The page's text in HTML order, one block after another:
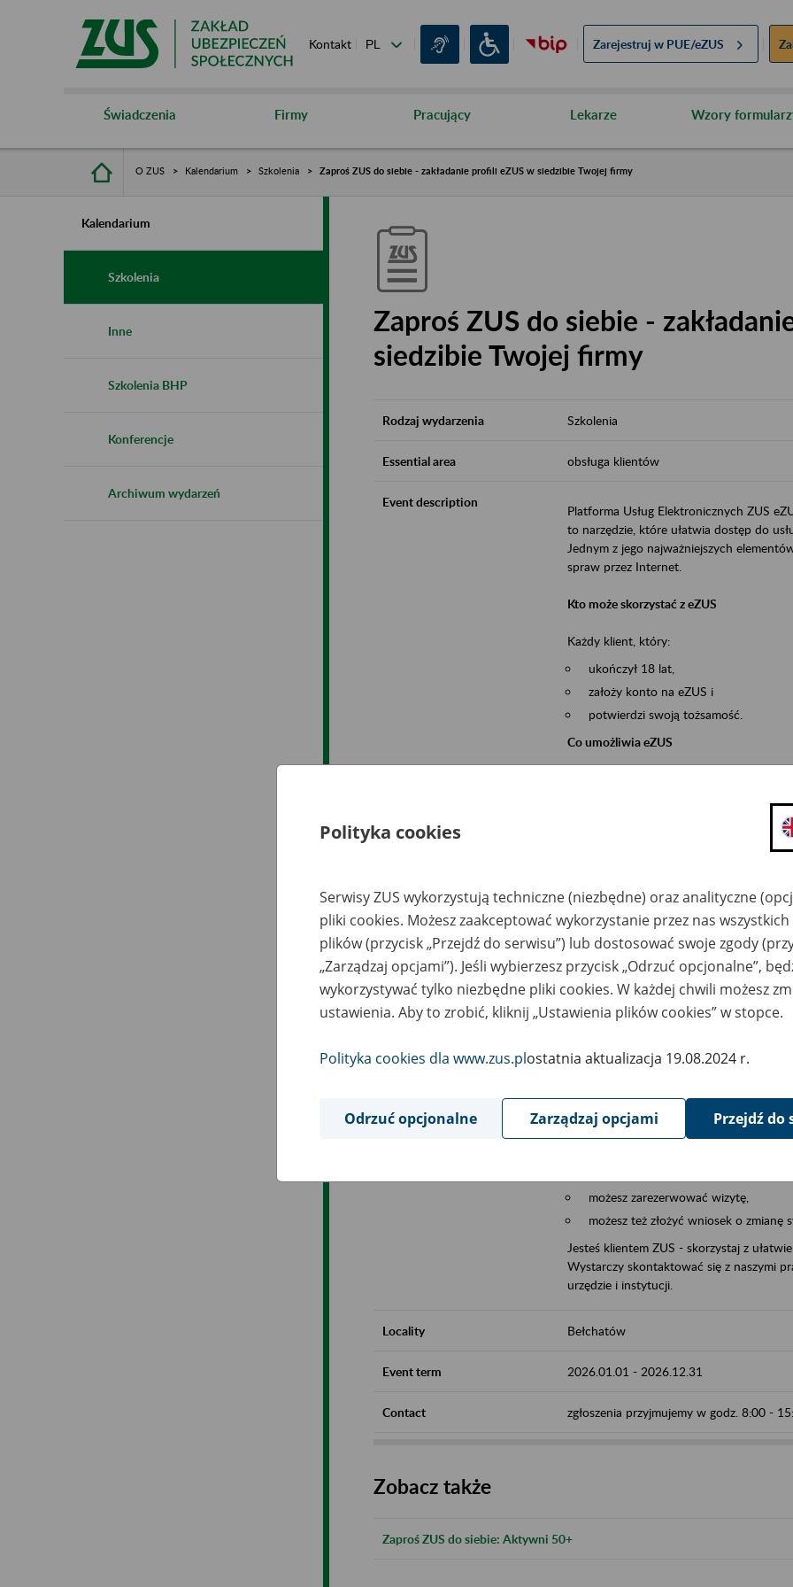
Kontakt Zarejestruj w PUE/eZUS
Świadczenia Firmy Pracujący Lekarze Wzory
O ZUS Kalendarium Szkolenia Zaproś ZUS do siebie - zakładanie profili eZUS w siedzibie Twojej firmy
Kalendarium
Szkolenia
Inne
Szkolenia BHP
Konferencje
Archiwum wydarzeń
Zaproś ZUS do siebie -
siedzibie Twojej firmy
Rodzaj wydarzenia Szkolenia
Essential area obsługa klientów
Event description
Platforma Usług Elektronicznych ZUS
to narzędzie, które ułatwia dostęp do
Jednym z jego najważniejszych
spraw przez Internet.
Kto może skorzystać z eZUS
Każdy klient, który:
ukończył 18 lat,
założy konto na eZUS i
potwierdzi swoją tożsamość.
Co umożliwia eZUS
wgląd do danych zgromadzonych w
składanie wniosków i otrzymywanie
zadawanie pytań i otrzymywanie
Jeśli jesteś osobą ubezpieczoną (np.
możesz sprawdzić swoje dane
masz dostęp do informacji o stanie
masz dostęp do informacji o
Jeśli jesteś płatnikiem składek (np.
możesz skorzystać z aplikacji
ubezpieczeń, wypełnisz i
ZUS,
możesz złożyć wniosek o wydanie
masz dostęp do zwolnień lekarskich
Jeśli jesteś świadczeniobiorcą
masz dostęp m.in. do formularza
do formularza PIT 40A, czyli
możesz zarezerwować wizytę,
możesz też złożyć wniosek o zmianę
Jesteś klientem ZUS - skorzystaj z
Wystarczy skontaktować się z naszymi
urzędzie i instytucji.
Locality Bełchatów
Event term 2026.01.01 - 2026.12.31
Contact zgłoszenia przyjmujemy w godz. 8:00 -
Zobacz także
Zaproś ZUS do siebie: Aktywni 50+
Polityka cookies
Serwisy ZUS wykorzystują techniczne (niezbędne) oraz analityczne
pliki cookies. Możesz zaakceptować wykorzystanie przez nas
plików (przycisk „Przejdź do serwisu”) lub dostosować swoje zgody
„Zarządzaj opcjami”). Jeśli wybierzesz przycisk „Odrzuć opcjonalne”,
wykorzystywać tylko niezbędne pliki cookies. W każdej chwili możesz
ustawienia. Aby to zrobić, kliknij „Ustawienia plików cookies” w stopce.
Polityka cookies dla www.zus.plostatnia aktualizacja 19.08.2024 r.
Odrzuć opcjonalne Zarządzaj opcjami Przejdź do